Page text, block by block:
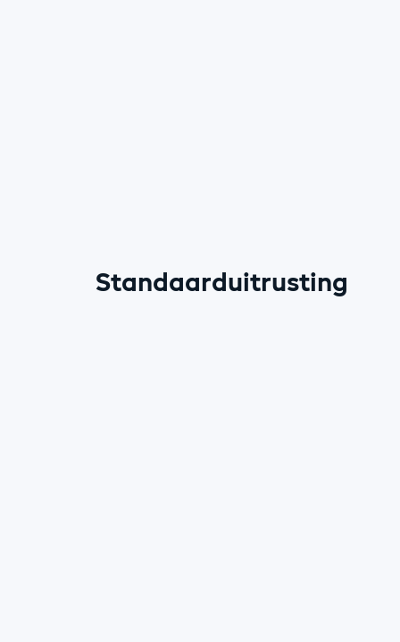
Standaarduitrusting